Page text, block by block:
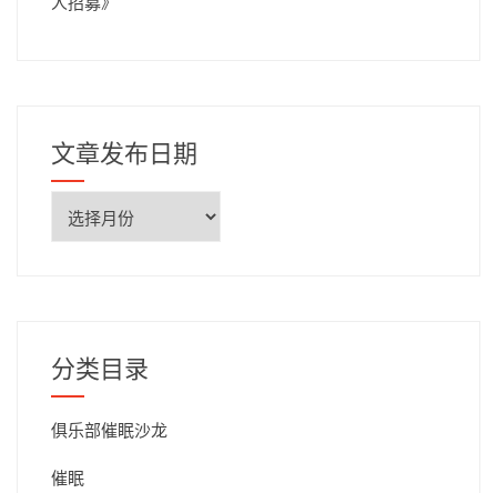
文章发布日期
期
分类目录
俱乐部催眠沙龙
催眠